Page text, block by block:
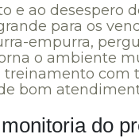
e ao desespero
para os
empurra,
o ambiente
com
bom
do